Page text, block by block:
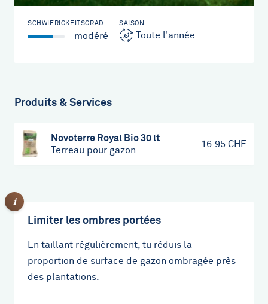
SCHWIERIGKEITSGRAD
modéré
SAISON
Toute l'année
Produits & Services
Novoterre Royal Bio30 lt
Terreau pour gazon
16.95 CHF
Limiter les ombres portées
En taillant régulièrement, tu réduis la
proportion de surface de gazon ombragée près
des plantations.